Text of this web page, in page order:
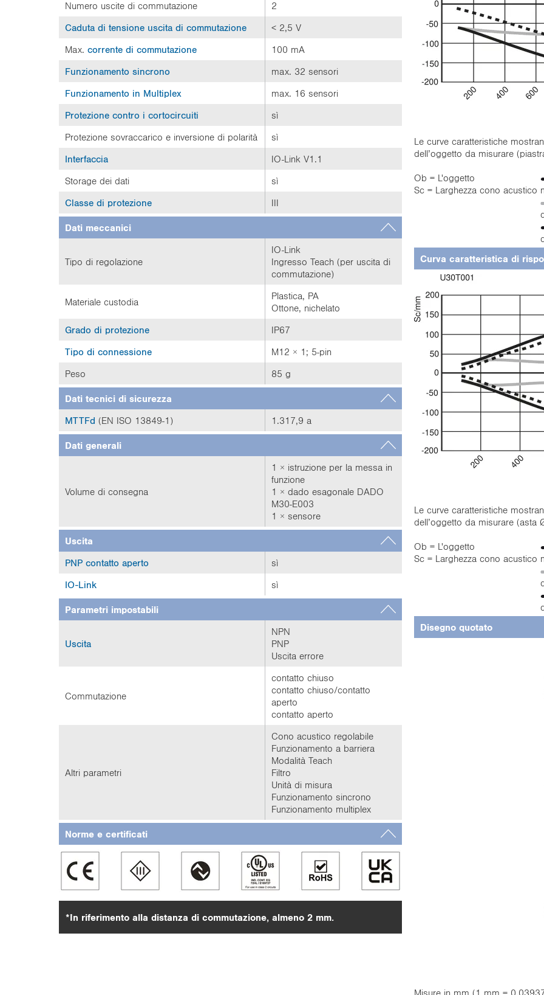
Numero uscite di commutazione 2
Caduta di tensione uscita di commutazione < 2,5 V
Max. corrente di commutazione 100 mA
Funzionamento sincrono max. 32 sensori
Funzionamento in Multiplex max. 16 sensori
Protezione contro i cortocircuiti sì
Protezione sovraccarico e inversione di polarità sì
Interfaccia IO-Link V1.1
Storage dei dati sì
Classe di protezione III
Dati meccanici
Tipo di regolazione
IO-Link
Ingresso Teach (per uscita di
commutazione)
Materiale custodia
Plastica, PA
Ottone, nichelato
Grado di protezione IP67
Tipo di connessione M12 × 1; 5-pin
Peso 85 g
Dati tecnici di sicurezza
MTTFd (EN ISO 13849-1) 1.317,9 a
Dati generali
Volume di consegna
1 × istruzione per la messa in
funzione
1 × dado esagonale DADO
M30-E003
1 × sensore
Uscita
PNP contatto aperto sì
IO-Link sì
Parametri impostabili
Uscita
NPN
PNP
Uscita errore
Commutazione
contatto chiuso
contatto chiuso/contatto
aperto
contatto aperto
Altri parametri
Cono acustico regolabile
Funzionamento a barriera
Modalità Teach
Filtro
Unità di misura
Funzionamento sincrono
Funzionamento multiplex
Norme e certificati
*In riferimento alla distanza di commutazione, almeno 2 mm.
Le curve caratteristiche
dell’oggetto da misurare
Ob = L'oggetto
Sc = Larghezza cono acustico
Curva caratteristica di
Le curve caratteristiche
dell’oggetto da misurare
Ob = L'oggetto
Sc = Larghezza cono acustico
Disegno quotato
Misure in mm (1 mm =